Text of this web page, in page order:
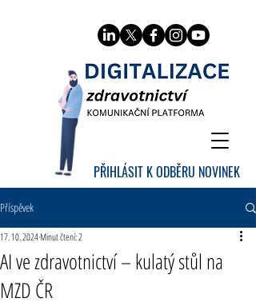
PŘIHLÁSIT K ODBĚRU NOVINEK
Příspěvek
AI ve zdravotnictví – kulatý stůl na
MZD ČR
17. 10. 2024Minut čtení: 2